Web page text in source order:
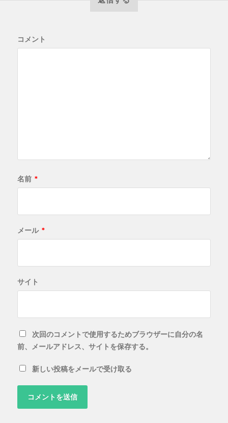
コメント
名前 *
メール *
サイト
次回のコメントで使用するためブラウザーに自分の名
前、メールアドレス、サイトを保存する。
新しい投稿をメールで受け取る